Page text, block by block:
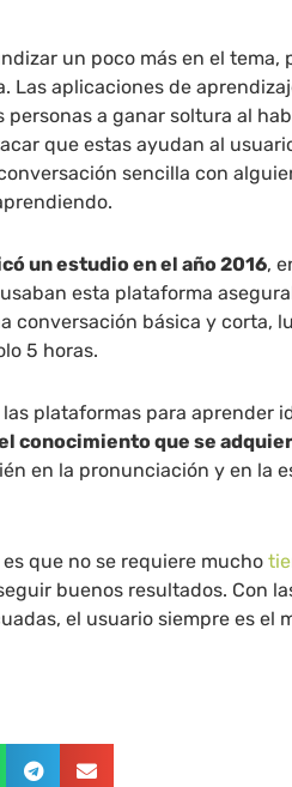
un poco más en el tema,
Las aplicaciones de
a ganar soltura al
que estas ayudan al
sencilla con
un estudio en el año 2016,
esta plataforma
conversación básica y corta,
5 horas.
plataformas para aprender
conocimiento que se
en la pronunciación y en la
que no se requiere mucho
buenos resultados. Con
el usuario siempre es el